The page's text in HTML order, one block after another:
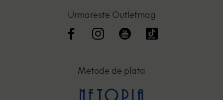
Urmareste Outletmag
Metode de plata